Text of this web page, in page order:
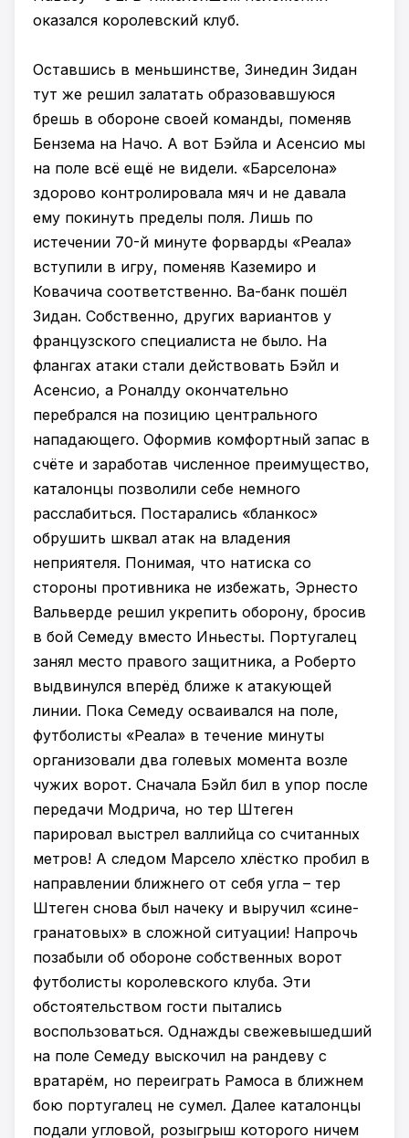
оказался королевский клуб.
Оставшись в меньшинстве, Зинедин Зидан
тут же решил залатать образовавшуюся
брешь в обороне своей команды, поменяв
Бензема на Начо. А вот Бэйла и Асенсио мы
на поле всё ещё не видели. «Барселона»
здорово контролировала мяч и не давала
ему покинуть пределы поля. Лишь по
истечении 70-й минуте форварды «Реала»
вступили в игру, поменяв Каземиро и
Ковачича соответственно. Ва-банк пошёл
Зидан. Собственно, других вариантов у
французского специалиста не было. На
флангах атаки стали действовать Бэйл и
Асенсио, а Роналду окончательно
перебрался на позицию центрального
нападающего. Оформив комфортный запас в
счёте и заработав численное преимущество,
каталонцы позволили себе немного
расслабиться. Постарались «бланкос»
обрушить шквал атак на владения
неприятеля. Понимая, что натиска со
стороны противника не избежать, Эрнесто
Вальверде решил укрепить оборону, бросив
в бой Семеду вместо Иньесты. Португалец
занял место правого защитника, а Роберто
выдвинулся вперёд ближе к атакующей
линии. Пока Семеду осваивался на поле,
футболисты «Реала» в течение минуты
организовали два голевых момента возле
чужих ворот. Сначала Бэйл бил в упор после
передачи Модрича, но тер Штеген
парировал выстрел валлийца со считанных
метров! А следом Марсело хлёстко пробил в
направлении ближнего от себя угла – тер
Штеген снова был начеку и выручил «сине-
гранатовых» в сложной ситуации! Напрочь
позабыли об обороне собственных ворот
футболисты королевского клуба. Эти
обстоятельством гости пытались
воспользоваться. Однажды свежевышедший
на поле Семеду выскочил на рандеву с
вратарём, но переиграть Рамоса в ближнем
бою португалец не сумел. Далее каталонцы
подали угловой, розыгрыш которого ничем